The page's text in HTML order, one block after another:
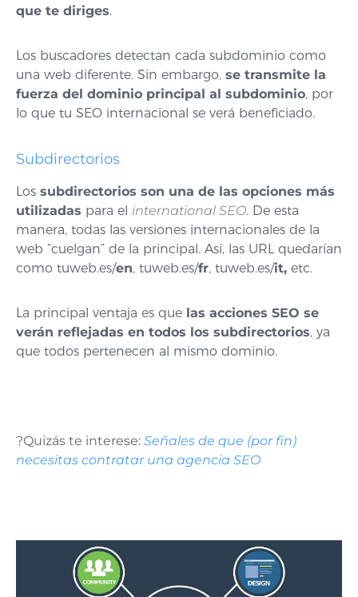
que te diriges.
Los buscadores detectan cada subdominio como
una web diferente. Sin embargo, se transmite la
fuerza del dominio principal al subdominio, por
lo que tu SEO internacional se verá beneficiado.
Subdirectorios
Los subdirectorios son una de las opciones más
utilizadas para el international SEO. De esta
manera, todas las versiones internacionales de la
web “cuelgan” de la principal. Así, las URL quedarían
como tuweb.es/en, tuweb.es/fr, tuweb.es/it, etc.
La principal ventaja es que las acciones SEO se
verán reflejadas en todos los subdirectorios, ya
que todos pertenecen al mismo dominio.
?Quizás te interese: Señales de que (por fin)
necesitas contratar una agencia SEO